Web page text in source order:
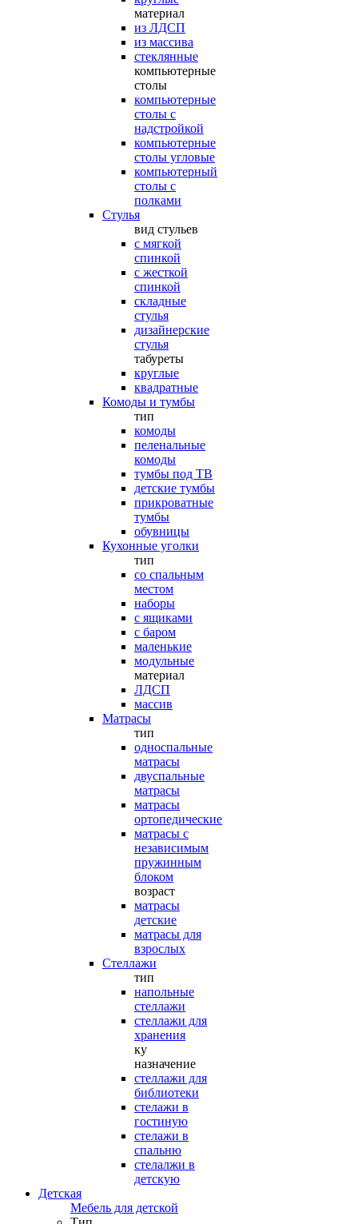
материал
из ЛДСП
из массива
стеклянные
компьютерные
столы
компьютерные
столы с
надстройкой
компьютерные
столы угловые
компьютерный
столы с
полками
Стулья
вид стульев
с мягкой
спинкой
с жесткой
спинкой
складные
стулья
дизайнерские
стулья
табуреты
круглые
квадратные
Комоды и тумбы
тип
комоды
пеленальные
комоды
тумбы под ТВ
детские тумбы
прикроватные
тумбы
обувницы
Кухонные уголки
тип
со спальным
местом
наборы
с ящиками
с баром
маленькие
модульные
материал
ЛДСП
массив
Матрасы
тип
односпальные
матрасы
двуспальные
матрасы
матрасы
ортопедические
матрасы с
независимым
пружинным
блоком
возраст
матрасы
детские
матрасы для
взрослых
Стеллажи
тип
напольные
стеллажи
стеллажи для
хранения
ку
назначение
стеллажи для
библиотеки
стелажи в
гостиную
стелажи в
спальню
стелалжи в
детскую
Детская
Мебель для детской